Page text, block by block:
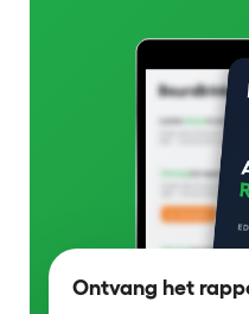
Ontvang het